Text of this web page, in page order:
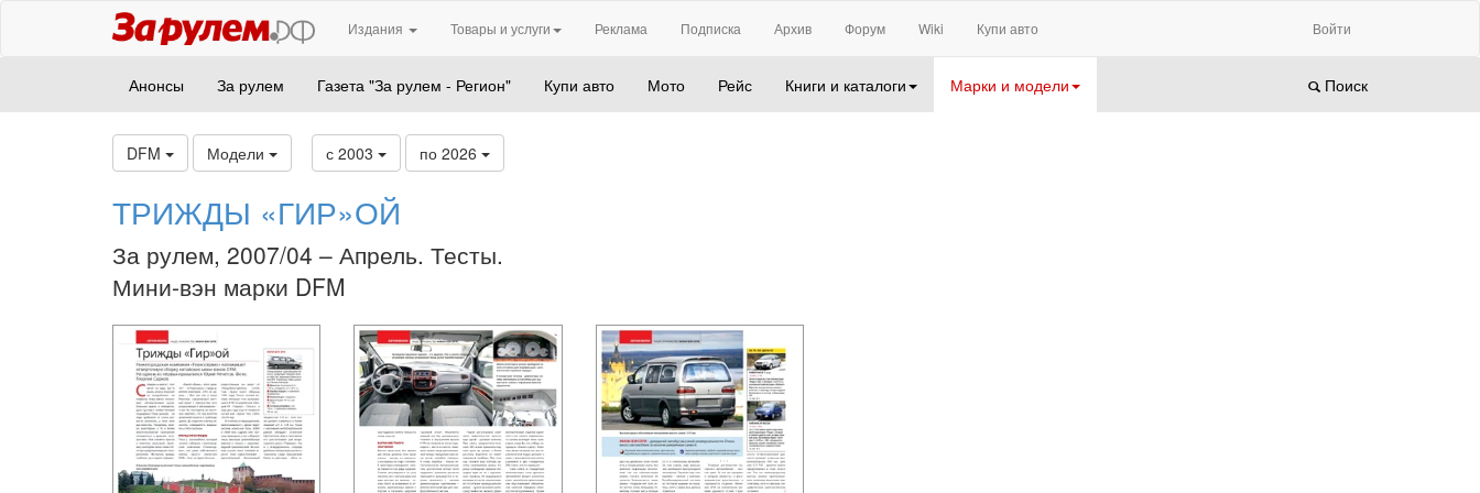
Издания Товары и услуги Реклама Подписка Архив Форум Wiki Купи авто Войти
Анонсы За рулем Газета "За рулем - Регион" Купи авто Мото Рейс Книги и каталоги Марки и модели Поиск
DFM Модели с 2003 по 2026
ТРИЖДЫ «ГИР»ОЙ
За рулем, 2007/04 – Апрель. Тесты.
Мини-вэн марки DFM